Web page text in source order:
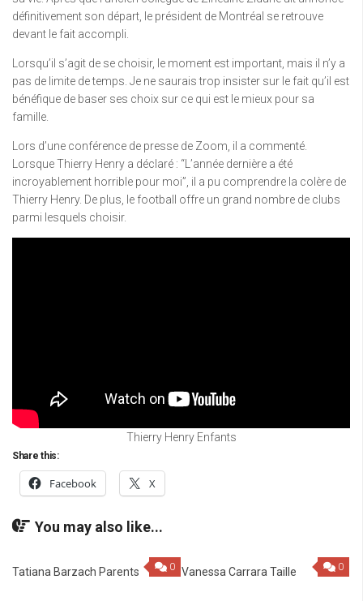
définitivement son départ, le président de Montréal se retrouve
devant le fait accompli.
Lorsqu’il s’agit de se choisir, le moment est important, mais il n’y a
pas de limite de temps. Je ne saurais trop insister sur le fait qu’il est
bénéfique de baser ses choix sur ce qui est le mieux pour sa
famille.
Lors d’une conférence de presse de Zoom, il a commenté.
Lorsque Thierry Henry a déclaré : “L’année dernière a été
incroyablement horrible pour moi”, il a pu comprendre la colère de
Thierry Henry. De plus, le football offre un grand nombre de clubs
parmi lesquels choisir.
Thierry Henry Enfants
Share this:
Facebook X
You may also like...
0
Tatiana Barzach Parents 0
Vanessa Carrara Taille